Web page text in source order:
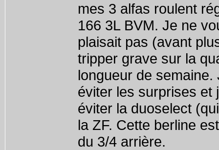
mes 3 alfas roulent
166 3L BVM. Je ne
plaisait pas (avant
tripper grave sur la
longueur de
éviter les surprises et
éviter la duoselect
la ZF. Cette berline
du 3/4 arrière.